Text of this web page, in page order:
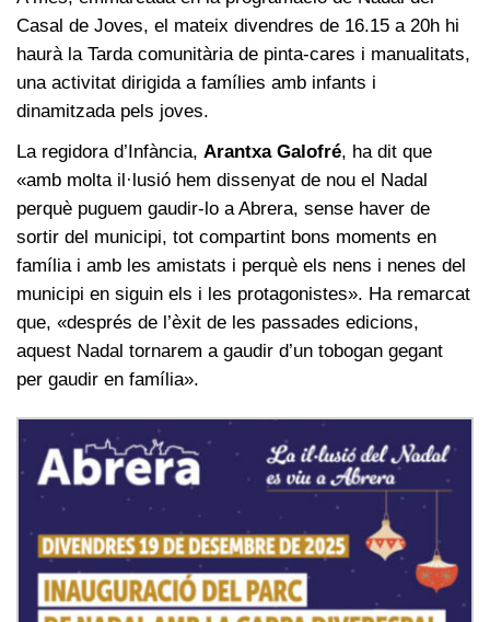
Casal de Joves, el mateix divendres de 16.15 a 20h hi
haurà la Tarda comunitària de pinta-cares i manualitats,
una activitat dirigida a famílies amb infants i
dinamitzada pels joves.
La regidora d’Infància, Arantxa Galofré, ha dit que
«amb molta il·lusió hem dissenyat de nou el Nadal
perquè puguem gaudir-lo a Abrera, sense haver de
sortir del municipi, tot compartint bons moments en
família i amb les amistats i perquè els nens i nenes del
municipi en siguin els i les protagonistes». Ha remarcat
que, «després de l’èxit de les passades edicions,
aquest Nadal tornarem a gaudir d’un tobogan gegant
per gaudir en família».